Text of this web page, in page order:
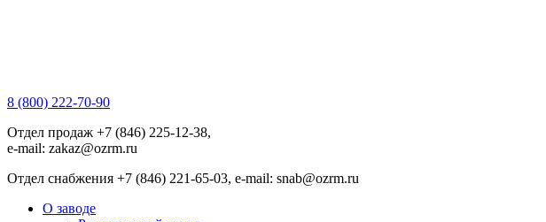
8 (800) 222-70-90
Отдел продаж +7 (846) 225-12-38,
e-mail: zakaz@ozrm.ru
Отдел снабжения +7 (846) 221-65-03, e-mail: snab@ozrm.ru
О заводе